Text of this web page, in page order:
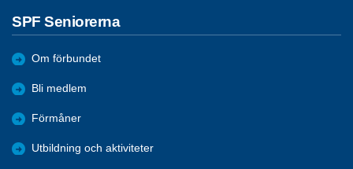
SPF Seniorerna
Om förbundet
Bli medlem
Förmåner
Utbildning och aktiviteter